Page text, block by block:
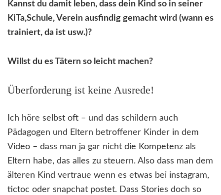
Kannst du damit leben, dass dein Kind so in seiner
KiTa,Schule, Verein ausfindig gemacht wird (wann es
trainiert, da ist usw.)?
Willst du es Tätern so leicht machen?
Überforderung ist keine Ausrede!
Ich höre selbst oft – und das schildern auch
Pädagogen und Eltern betroffener Kinder in dem
Video – dass man ja gar nicht die Kompetenz als
Eltern habe, das alles zu steuern. Also dass man dem
älteren Kind vertraue wenn es etwas bei instagram,
tictoc oder snapchat postet. Dass Stories doch so